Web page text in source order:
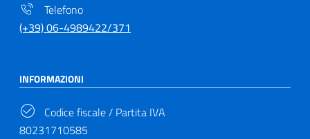
Telefono
(+39) 06-4989422/371
INFORMAZIONI
Codice fiscale / Partita IVA
80231710585